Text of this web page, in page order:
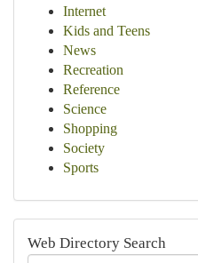
Internet
Kids and Teens
News
Recreation
Reference
Science
Shopping
Society
Sports
Web Directory Search